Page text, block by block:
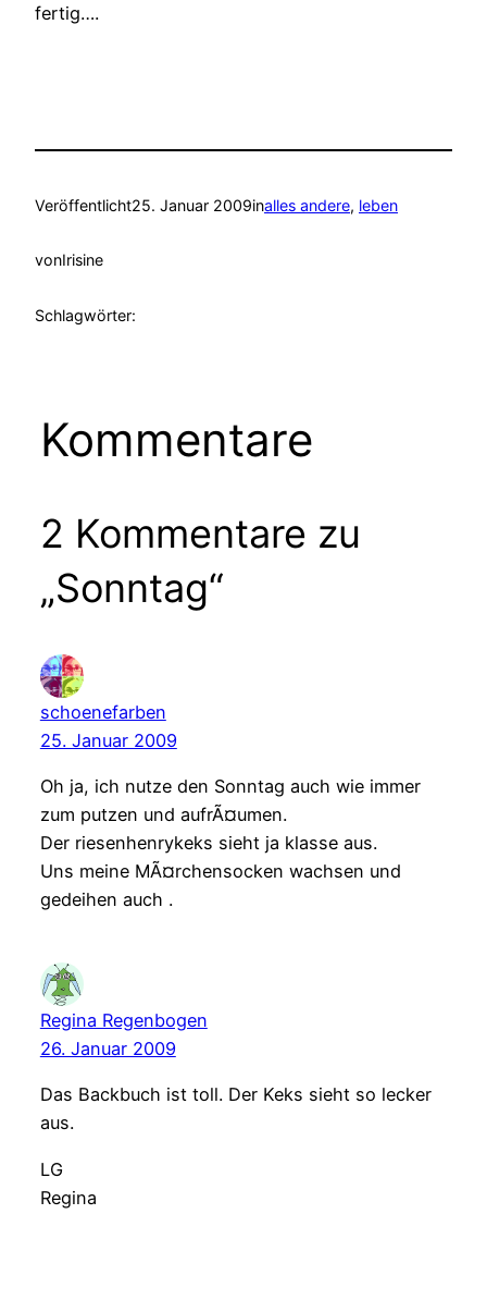
fertig….
Veröffentlicht25. Januar 2009inalles andere, leben
vonIrisine
Schlagwörter:
Kommentare
2 Kommentare zu
„Sonntag“
schoenefarben
25. Januar 2009
Oh ja, ich nutze den Sonntag auch wie immer
zum putzen und aufrÃ¤umen.
Der riesenhenrykeks sieht ja klasse aus.
Uns meine MÃ¤rchensocken wachsen und
gedeihen auch .
Regina Regenbogen
26. Januar 2009
Das Backbuch ist toll. Der Keks sieht so lecker
aus.
LG
Regina